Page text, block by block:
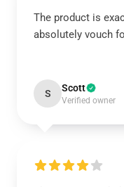
The product is
absolutely vouch
S Scott
Verified owner